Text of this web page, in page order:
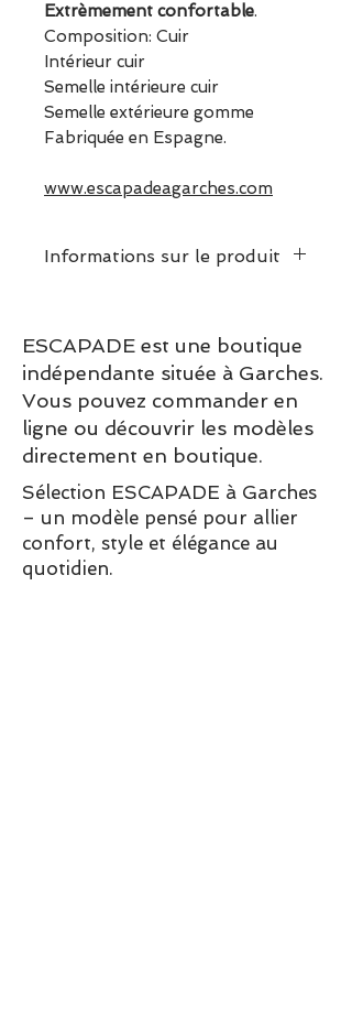
Extrèmement confortable.
Composition: Cuir
Intérieur cuir
Semelle intérieure cuir
Semelle extérieure gomme
Fabriquée en Espagne.
www.escapadeagarches.com
Informations sur le produit
Choisissez votre pointure
habituelle.
ESCAPADE est une boutique
indépendante située à Garches.
Vous pouvez commander en
ligne ou découvrir les modèles
directement en boutique.
Sélection ESCAPADE à Garches
– un modèle pensé pour allier
confort, style et élégance au
quotidien.